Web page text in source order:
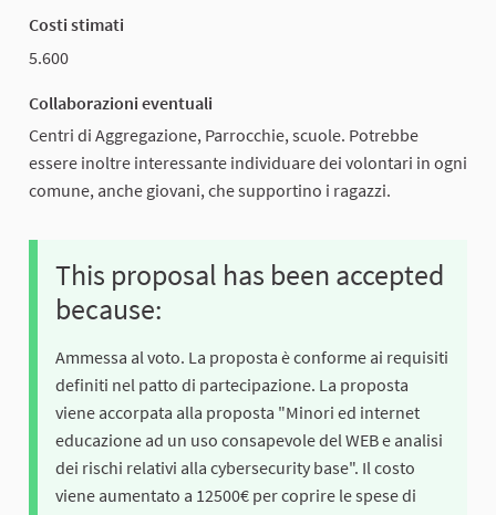
Costi stimati
5.600
Collaborazioni eventuali
Centri di Aggregazione, Parrocchie, scuole. Potrebbe
essere inoltre interessante individuare dei volontari in ogni
comune, anche giovani, che supportino i ragazzi.
This proposal has been accepted
because:
Ammessa al voto. La proposta è conforme ai requisiti
definiti nel patto di partecipazione. La proposta
viene accorpata alla proposta "Minori ed internet
educazione ad un uso consapevole del WEB e analisi
dei rischi relativi alla cybersecurity base". Il costo
viene aumentato a 12500€ per coprire le spese di